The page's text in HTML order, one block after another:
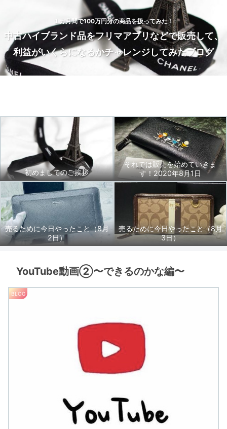
１カ月間で100万円分の商品を扱ってみた！
中古ハイブランド品をフリマアプリなどで販売して、
利益がいくらになるかチャレンジしてみたブログ
初めましてのご挨拶
それでは販売を始めていきま
す！2020年8月1日
売るために今日やったこと（8月
2日）
売るために今日やったこと（8月
3日）
YouTube動画②〜できるのかな編〜
BLOG